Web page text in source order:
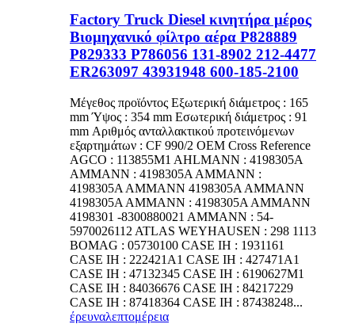
Factory Truck Diesel κινητήρα μέρος
Βιομηχανικό φίλτρο αέρα P828889
P829333 P786056 131-8902 212-4477
ER263097 43931948 600-185-2100
Μέγεθος προϊόντος Εξωτερική διάμετρος : 165
mm Ύψος : 354 mm Εσωτερική διάμετρος : 91
mm Αριθμός ανταλλακτικού προτεινόμενων
εξαρτημάτων : CF 990/2 OEM Cross Reference
AGCO : 113855M1 AHLMANN : 4198305A
AMMANN : 4198305A AMMANN :
4198305A AMMANN 4198305A AMMANN
4198305A AMMANN : 4198305A AMMANN
4198301 -8300880021 AMMANN : 54-
5970026112 ATLAS WEYHAUSEN : 298 1113
BOMAG : 05730100 CASE IH : 1931161
CASE IH : 222421A1 CASE IH : 427471A1
CASE IH : 47132345 CASE IH : 6190627M1
CASE IH : 84036676 CASE IH : 84217229
CASE IH : 87418364 CASE IH : 87438248...
έρευναλεπτομέρεια